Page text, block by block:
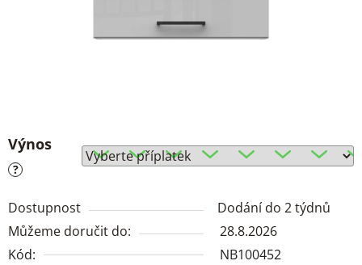
Výnos
?
Dostupnost
Dodání do 2 týdnů
Můžeme doručit do:
28.8.2026
Kód:
NB100452